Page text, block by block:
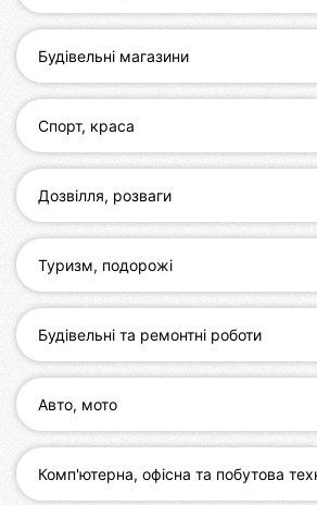
Всі
міста:
Франківськ
Житомир
Тернопіль
Рівне
Одеса
Кропивницький
Київ
Будівельні магазини
Спорт, краса
Дозвілля, розваги
Туризм, подорожі
Будівельні та ремонтні роботи
Авто, мото
Комп'ютерна, офісна та побутова